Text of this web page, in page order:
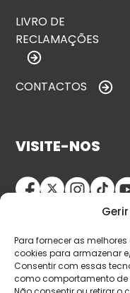
Para fornecer as
cookies para armazenar
Consentir com essas
como comportamento de
LIVRO DE
RECLAMAÇÕES
CONTACTOS
VISITE-NOS
© Copyright 2026